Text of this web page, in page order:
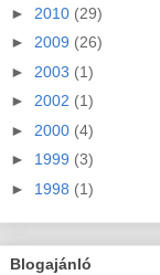
► 2010 (29)
► 2009 (26)
► 2003 (1)
► 2002 (1)
► 2000 (4)
► 1999 (3)
► 1998 (1)
Blogajánló